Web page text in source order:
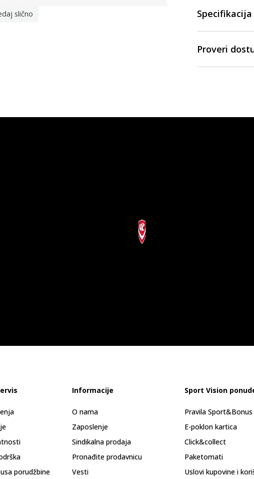
slično Specifikacija
Proveri
porudžbine
Informacije
O nama
Zaposlenje
Sindikalna prodaja
Pronađite prodavnicu
Vesti
Sport Vision
Pravila
E-poklon kartica
Click&collect
Paketomati
Uslovi kupovine i